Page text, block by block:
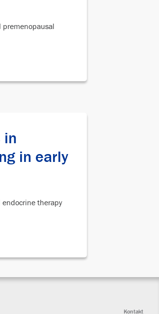
premenopausal
in
in early
therapy
Kontakt